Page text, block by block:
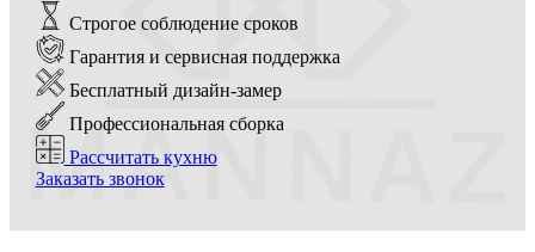
Строгое соблюдение сроков
Гарантия и сервисная поддержка
Бесплатный дизайн-замер
Профессиональная сборка
Рассчитать кухню
Заказать звонок